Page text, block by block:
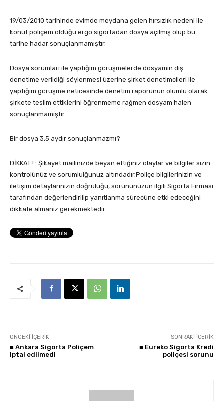
19/03/2010 tarihinde evimde meydana gelen hırsızlık nedeni ile
konut poliçem olduğu ergo sigortadan dosya açılmış olup bu
tarihe hadar sonuçlanmamıştır.
Dosya sorumları ile yaptığım görüşmelerde dosyamın dış
denetime verildiği söylenmesi üzerine şirket denetimcileri ile
yaptığım görüşme neticesinde denetim raporunun olumlu olarak
şirkete teslim ettiklerini öğrenmeme rağmen dosyam halen
sonuçlanmamıştır.
Bir dosya 3,5 aydır sonuçlanmazmı?
DİKKAT ! : Şikayet mailinizde beyan ettiğiniz olaylar ve bilgiler sizin
kontrolünüz ve sorumlulğunuz altındadır.Poliçe bilgilerinizin ve
iletişim detaylarınızın doğruluğu, sorununuzun ilgili Sigorta Firması
tarafından değerlendirilip yanıtlanma sürecüne etki edeceğini
dikkate almanız gerekmektedir.
ÖNCEKI İÇERIK
■ Ankara Sigorta Poliçem
iptal edilmedi
SONRAKI İÇERIK
■ Eureko Sigorta Kredi
poliçesi sorunu